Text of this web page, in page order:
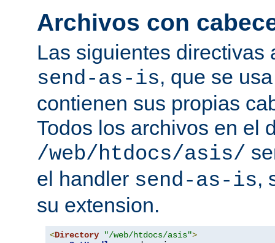
Archivos con
Las siguientes directivas
send-as-is, que se
contienen sus propias
Todos los archivos en el
/web/htdocs/asis/
el handler send-as-is,
su extension.
<Directory "/web/htdocs/asis">